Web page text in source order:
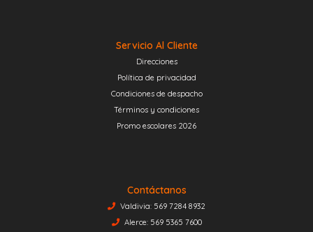
Servicio Al Cliente
Direcciones
Política de privacidad
Condiciones de despacho
Términos y condiciones
Promo escolares 2026
Contáctanos
Valdivia: 569 7284 8932
Alerce: 569 5365 7600